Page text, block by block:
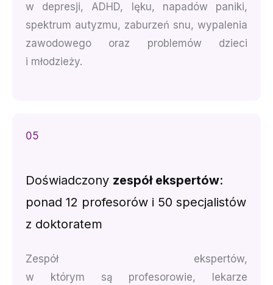
w depresji, ADHD, lęku, napadów paniki,
spektrum autyzmu, zaburzeń snu, wypalenia
zawodowego oraz problemów dzieci
i młodzieży.
05
Doświadczony zespół ekspertów:
ponad 12 profesorów i 50 specjalistów
z doktoratem
Zespół ekspertów,
w którym są profesorowie, lekarze